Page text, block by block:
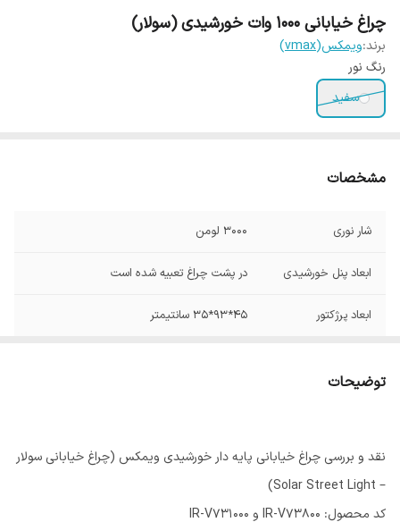
چراغ خیابانی 1000 وات خورشیدی (سولار)
برند:ویمکس(vmax)
رنگ نور
سفید
مشخصات
شار نوری 3000 لومن
ابعاد پنل خورشیدی در پشت چراغ تعبیه شده است
ابعاد پرژکتور 45*93*35 سانتیمتر
اتصالات
توضیحات
نقد و بررسی چراغ خیابانی پایه دار خورشیدی ویمکس (چراغ خیابانی سولار
– Solar Street Light)
کد محصول: IR-V73800 و IR-V731000